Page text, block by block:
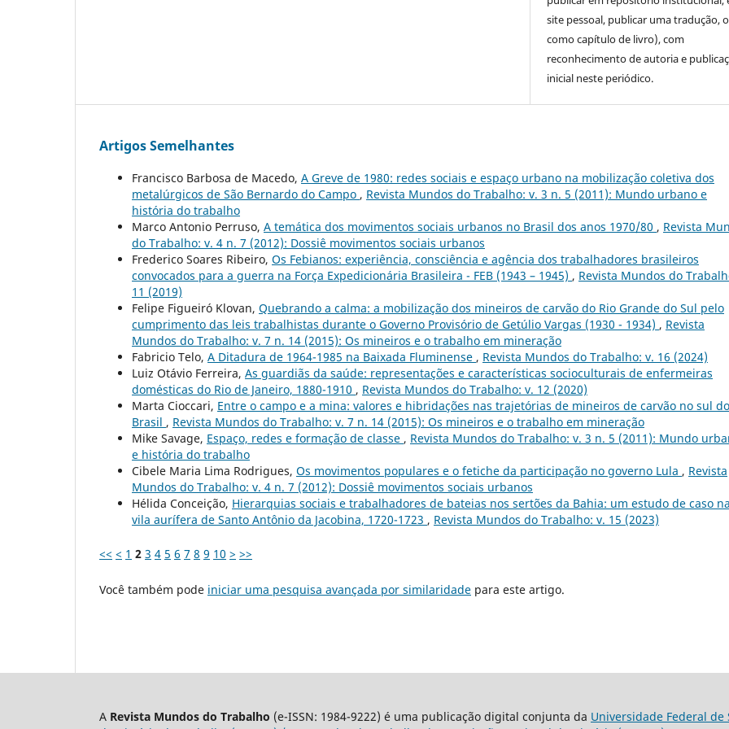
site pessoal, publicar uma tradução,
como capítulo de livro), com
reconhecimento de autoria e
inicial neste periódico.
Artigos Semelhantes
Francisco Barbosa de Macedo, A Greve de 1980: redes sociais e espaço urbano na mobilização coletiva dos
metalúrgicos de São Bernardo do Campo , Revista Mundos do Trabalho: v. 3 n. 5 (2011): Mundo urbano e
história do trabalho
Marco Antonio Perruso, A temática dos movimentos sociais urbanos no Brasil dos anos 1970/80 , Revista
do Trabalho: v. 4 n. 7 (2012): Dossiê movimentos sociais urbanos
Frederico Soares Ribeiro, Os Febianos: experiência, consciência e agência dos trabalhadores brasileiros
convocados para a guerra na Força Expedicionária Brasileira - FEB (1943 – 1945) , Revista Mundos do
11 (2019)
Felipe Figueiró Klovan, Quebrando a calma: a mobilização dos mineiros de carvão do Rio Grande do Sul pelo
cumprimento das leis trabalhistas durante o Governo Provisório de Getúlio Vargas (1930 - 1934) , Revista
Mundos do Trabalho: v. 7 n. 14 (2015): Os mineiros e o trabalho em mineração
Fabricio Telo, A Ditadura de 1964-1985 na Baixada Fluminense , Revista Mundos do Trabalho: v. 16 (2024)
Luiz Otávio Ferreira, As guardiãs da saúde: representações e características socioculturais de enfermeiras
domésticas do Rio de Janeiro, 1880-1910 , Revista Mundos do Trabalho: v. 12 (2020)
Marta Cioccari, Entre o campo e a mina: valores e hibridações nas trajetórias de mineiros de carvão no sul do
Brasil , Revista Mundos do Trabalho: v. 7 n. 14 (2015): Os mineiros e o trabalho em mineração
Mike Savage, Espaço, redes e formação de classe , Revista Mundos do Trabalho: v. 3 n. 5 (2011): Mundo
e história do trabalho
Cibele Maria Lima Rodrigues, Os movimentos populares e o fetiche da participação no governo Lula , Revista
Mundos do Trabalho: v. 4 n. 7 (2012): Dossiê movimentos sociais urbanos
Hélida Conceição, Hierarquias sociais e trabalhadores de bateias nos sertões da Bahia: um estudo de caso na
vila aurífera de Santo Antônio da Jacobina, 1720-1723 , Revista Mundos do Trabalho: v. 15 (2023)
<< < 1 2 3 4 5 6 7 8 9 10 > >>
Você também pode iniciar uma pesquisa avançada por similaridade para este artigo.
A Revista Mundos do Trabalho (e-ISSN: 1984-9222) é uma publicação digital conjunta da Universidade Federal de